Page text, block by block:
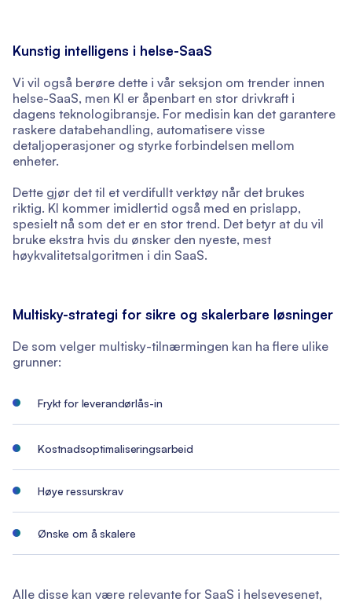
Kunstig intelligens i helse-SaaS
Vi vil også berøre dette i vår seksjon om trender innen
helse-SaaS, men KI er åpenbart en stor drivkraft i
dagens teknologibransje. For medisin kan det garantere
raskere databehandling, automatisere visse
detaljoperasjoner og styrke forbindelsen mellom
enheter.
Dette gjør det til et verdifullt verktøy når det brukes
riktig. KI kommer imidlertid også med en prislapp,
spesielt nå som det er en stor trend. Det betyr at du vil
bruke ekstra hvis du ønsker den nyeste, mest
høykvalitetsalgoritmen i din SaaS.
Multisky-strategi for sikre og skalerbare løsninger
De som velger multisky-tilnærmingen kan ha flere ulike
grunner:
Frykt for leverandørlås-in
Kostnadsoptimaliseringsarbeid
Høye ressurskrav
Ønske om å skalere
Alle disse kan være relevante for SaaS i helsevesenet,